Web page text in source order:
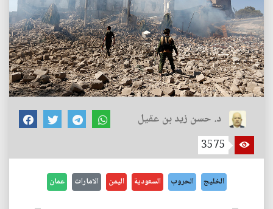
د. حسن زيد بن عقيل
3575
الخليج الحروب السعودية اليمن الامارات عمان